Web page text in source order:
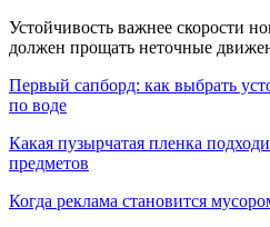
Устойчивость важнее скорости
должен прощать неточные
Первый сапборд: как выбрать
по воде
Какая пузырчатая пленка
предметов
Когда реклама становится